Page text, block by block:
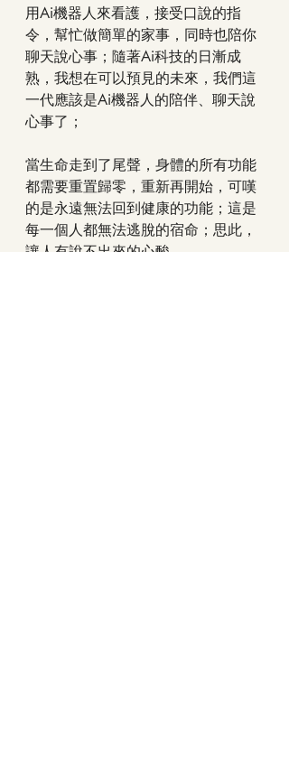
用Ai機器人來看護，接受口說的指
令，幫忙做簡單的家事，同時也陪你
聊天說心事；隨著Ai科技的日漸成
熟，我想在可以預見的未來，我們這
一代應該是Ai機器人的陪伴、聊天說
心事了；
當生命走到了尾聲，身體的所有功能
都需要重置歸零，重新再開始，可嘆
的是永遠無法回到健康的功能；這是
每一個人都無法逃脫的宿命；思此，
讓人有說不出來的心酸。